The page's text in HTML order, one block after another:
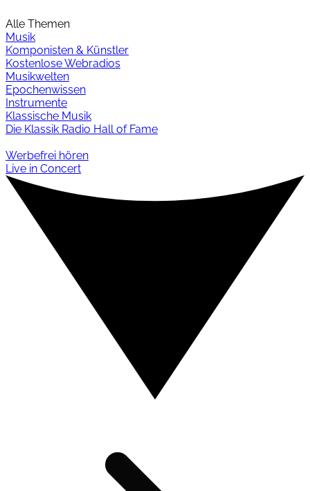
Alle Themen
Musik
Komponisten & Künstler
Kostenlose Webradios
Musikwelten
Epochenwissen
Instrumente
Klassische Musik
Die Klassik Radio Hall of Fame
Werbefrei hören
Live in Concert